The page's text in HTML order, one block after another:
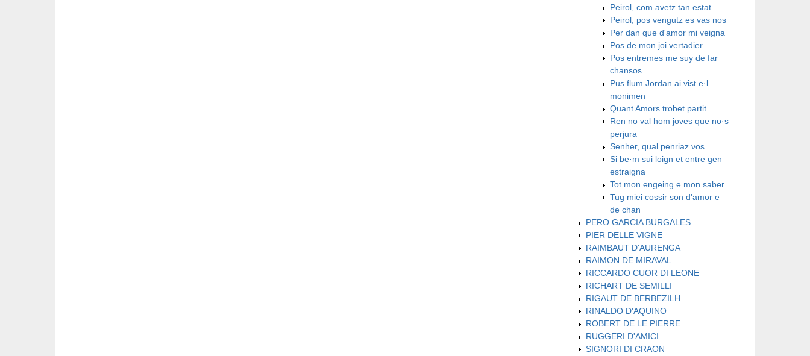
Peirol, com avetz tan estat
Peirol, pos vengutz es vas nos
Per dan que d'amor mi veigna
Pos de mon joi vertadier
Pos entremes me suy de far
chansos
Pus flum Jordan ai vist e·l
monimen
Quant Amors trobet partit
Ren no val hom joves que no·s
perjura
Senher, qual penriaz vos
Si be·m sui loign et entre gen
estraigna
​Tot mon engeing e mon saber
​Tug miei cossir son d'amor e
de chan
PERO GARCIA BURGALES
PIER DELLE VIGNE
RAIMBAUT D'AURENGA
RAIMON DE MIRAVAL
RICCARDO CUOR DI LEONE
RICHART DE SEMILLI
RIGAUT DE BERBEZILH
RINALDO D'AQUINO
ROBERT DE LE PIERRE
RUGGERI D'AMICI
SIGNORI DI CRAON